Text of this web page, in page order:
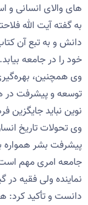
های والای انسانی
به گفته آیت الله
دانش و به تبع آن
خود را در جامعه بیابد.
وی همچنین،
توسعه و پیشرفت در
نوین نباید جایگزین
وی تحولات تاریخ
پیشرفت بشر همواره
جامعه امری مهم
نماینده ولی فقیه در
دانست و تأکید